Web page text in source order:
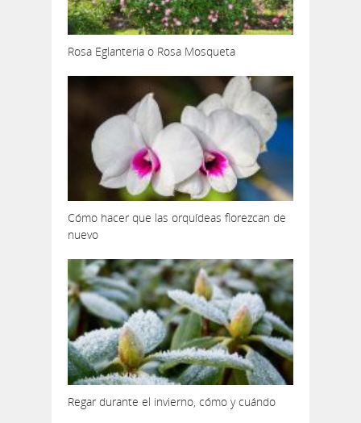
Rosa Eglanteria o Rosa Mosqueta
Cómo hacer que las orquídeas florezcan de
nuevo
Regar durante el invierno, cómo y cuándo